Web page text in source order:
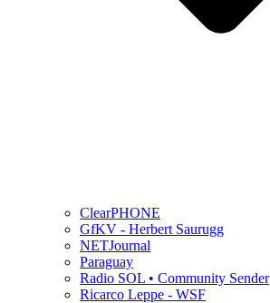
ClearPHONE
GfKV - Herbert Saurugg
NETJournal
Paraguay
Radio SOL • Community Sender
Ricarco Leppe - WSF